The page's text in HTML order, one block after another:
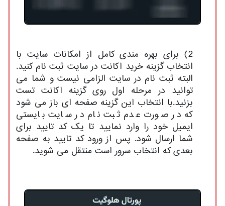
2) برای بهره مندی کامل از امکانات سایت با
انتخاب گزینه خرید اکانت در سایت ثبت نام کنید.
البته ثبت نام در سایت الزامی نیست و شما می
توانید در مرحله اول روی گزینه اکانت تست
بزنید.با انتخاب این گزینه صفحه ای باز می شود
که در صورت عدم ثبت نام در سایت بایستی
ایمیل خود را وارد نمایید تا یک کد تایید برای
شما ارسال شود. پس از ورود کد تایید به صفحه
بعدی که انتخاب سرور است منتقل می شوید.